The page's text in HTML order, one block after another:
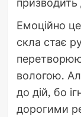
Емоційно
скла стає
вологою.
до дій, бо
дорогими